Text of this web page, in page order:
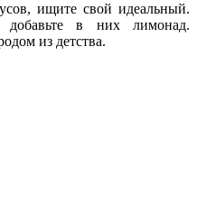
ищите свой идеальный.
добавьте в них лимонад.
из детства.